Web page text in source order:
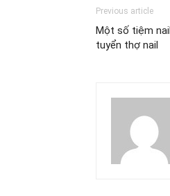
Previous article
Một số tiệm
tuyển thợ nail